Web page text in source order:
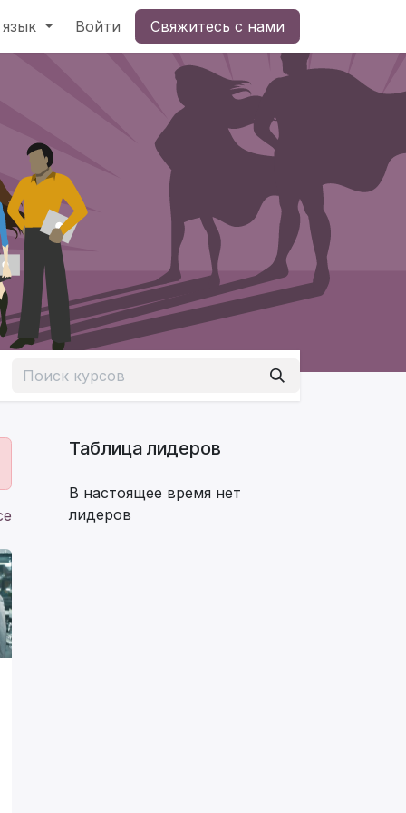
Войти Свяжитесь с нами
Таблица лидеров
В настоящее время нет
лидеров